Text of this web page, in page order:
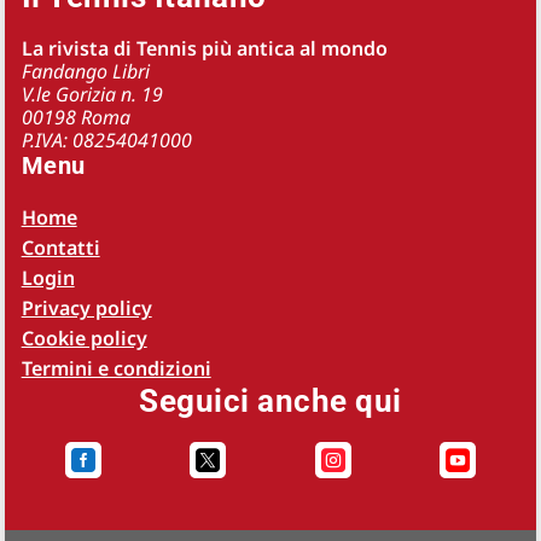
La rivista di Tennis più antica al mondo
Fandango Libri
V.le Gorizia n. 19
00198 Roma
P.IVA: 08254041000
Menu
Home
Contatti
Login
Privacy policy
Cookie policy
Termini e condizioni
Seguici anche qui
   